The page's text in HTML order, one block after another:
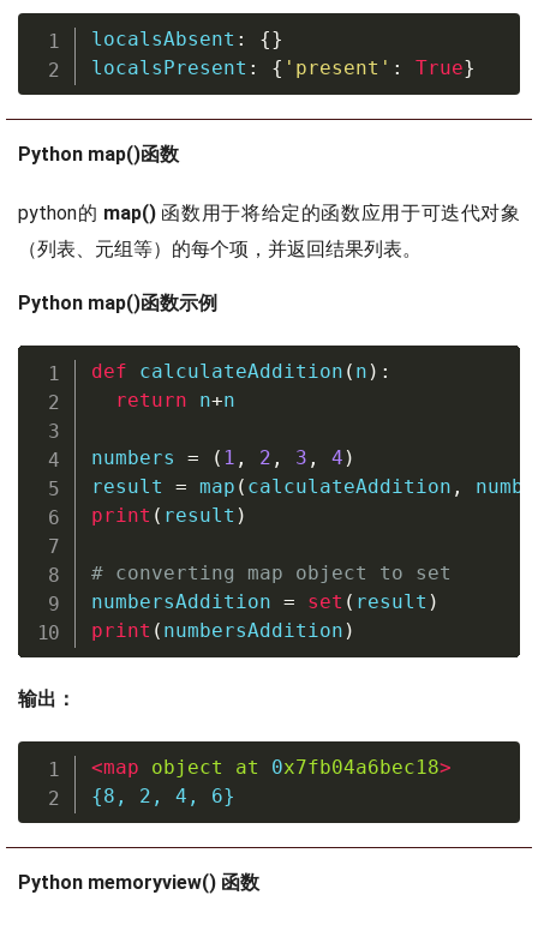
localsAbsent : {}
localsPresent : { 'present' : True}
Python map()函数
python的 map()函数用于将给定的函数应用于可迭代对象
（列表、元组等）的每个项，并返回结果列表。
Python map()函数示例
def calculateAddition ( n ) :
return n+n
numbers = ( 1 , 2 , 3 , 4 )
result = map ( calculateAddition ,
print ( result )
# converting map object to set
numbersAddition = set ( result )
print ( numbersAddition )
输出：
<map object at 0x7fb04a6bec18>
{8 , 2 , 4 , 6}
Python memoryview() 函数